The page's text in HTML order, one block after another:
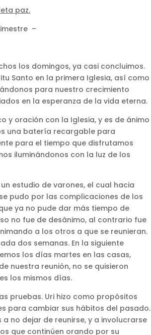
paz.
–
los domingos, ya casi concluimos.
Santo en la primera Iglesia, así como
para nuestro crecimiento
en la esperanza de la vida eterna.
y oración con la Iglesia, y es de ánimo
una batería recargable para
para el tiempo que disfrutamos
iluminándonos con la luz de los
estudio de varones, el cual hacia
pudo por las complicaciones de los
ya no pude dar más tiempo de
no fue de desánimo, al contrario fue
a los otros a que se reunieran.
dos semanas. En la siguiente
los días martes en las casas,
nuestra reunión, no se quisieron
los mismos días.
pruebas. Uri hizo como propósitos
para cambiar sus hábitos del pasado.
no dejar de reunirse, y a involucrarse
que continúen orando por su